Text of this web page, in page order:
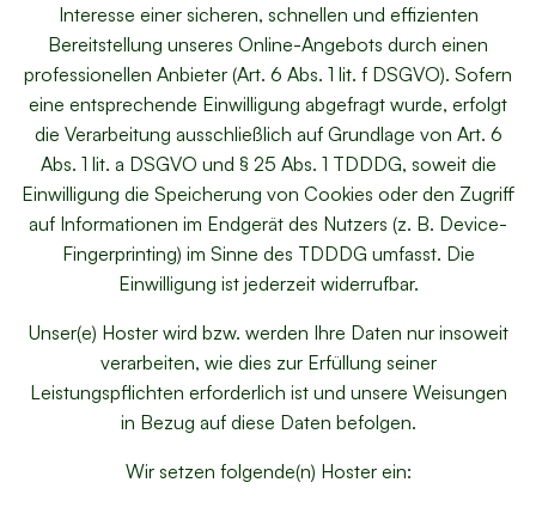
Interesse einer sicheren, schnellen und effizienten
Bereitstellung unseres Online-Angebots durch einen
professionellen Anbieter (Art. 6 Abs. 1 lit. f DSGVO). Sofern
eine entsprechende Einwilligung abgefragt wurde, erfolgt
die Verarbeitung ausschließlich auf Grundlage von Art. 6
Abs. 1 lit. a DSGVO und § 25 Abs. 1 TDDDG, soweit die
Einwilligung die Speicherung von Cookies oder den Zugriff
auf Informationen im Endgerät des Nutzers (z. B. Device-
Fingerprinting) im Sinne des TDDDG umfasst. Die
Einwilligung ist jederzeit widerrufbar.
Unser(e) Hoster wird bzw. werden Ihre Daten nur insoweit
verarbeiten, wie dies zur Erfüllung seiner
Leistungspflichten erforderlich ist und unsere Weisungen
in Bezug auf diese Daten befolgen.
Wir setzen folgende(n) Hoster ein: